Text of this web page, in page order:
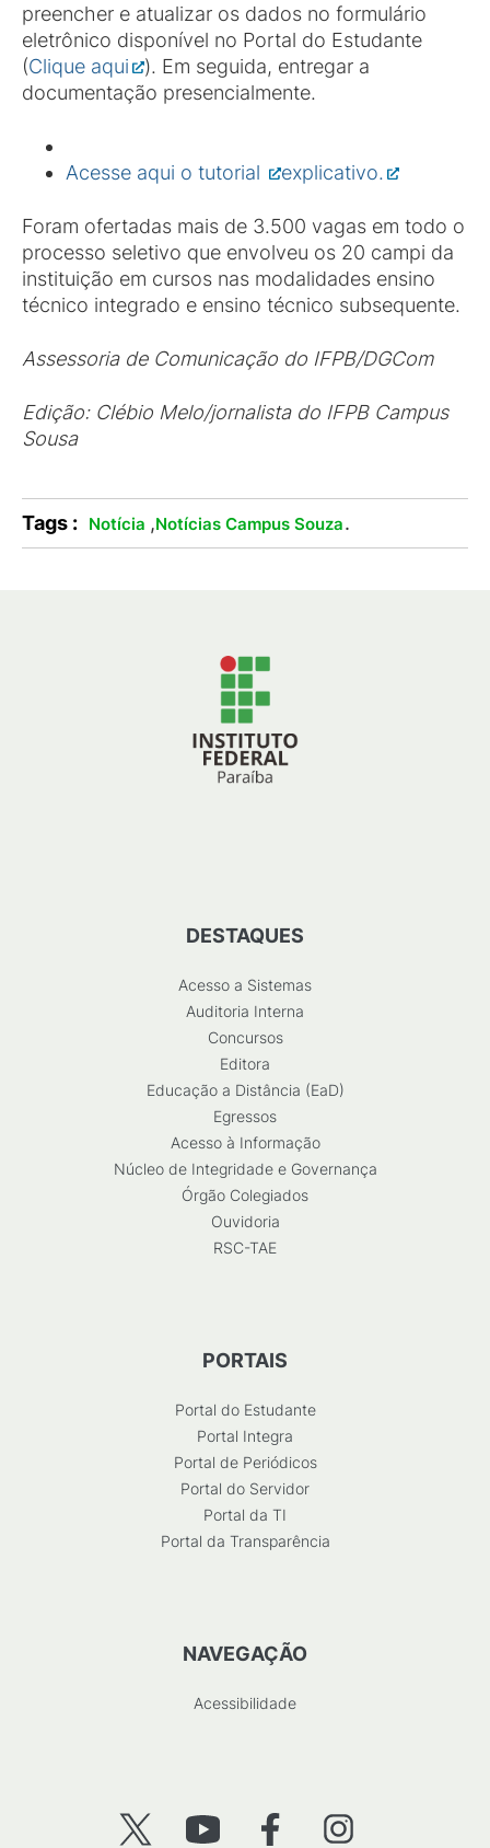
preencher e atualizar os dados no formulário
eletrônico disponível no Portal do Estudante
(Clique aqui
). Em seguida, entregar a
documentação presencialmente.
Acesse aqui o tutorial explicativo.
Foram ofertadas mais de 3.500 vagas em todo o
processo seletivo que envolveu os 20 campi da
instituição em cursos nas modalidades ensino
técnico integrado e ensino técnico subsequente.
Assessoria de Comunicação do IFPB/DGCom
Edição: Clébio Melo/jornalista do IFPB Campus
Sousa
Tags : Notícia ,Notícias Campus Souza.
DESTAQUES
Acesso a Sistemas
Auditoria Interna
Concursos
Editora
Educação a Distância (EaD)
Egressos
Acesso à Informação
Núcleo de Integridade e Governança
Órgão Colegiados
Ouvidoria
RSC-TAE
PORTAIS
Portal do Estudante
Portal Integra
Portal de Periódicos
Portal do Servidor
Portal da TI
Portal da Transparência
NAVEGAÇÃO
Acessibilidade